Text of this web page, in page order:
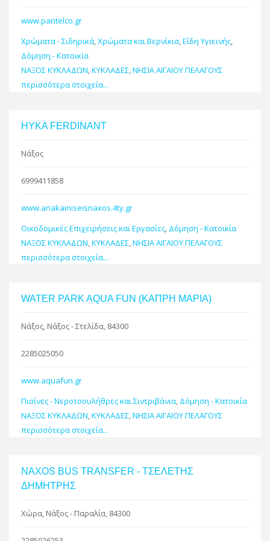
www.pantelco.gr
Χρώματα - Σιδηρικά,Χρώματα και Βερνίκια,Είδη Υγιεινής,
Δόμηση - Κατοικία
ΝΑΞΟΣ ΚΥΚΛΑΔΩΝ,ΚΥΚΛΑΔΕΣ,ΝΗΣΙΑ ΑΙΓΑΙΟΥ ΠΕΛΑΓΟΥΣ
περισσότερα στοιχεία...
HYKA FERDINANT
Νάξος
6999411858
www.anakainiseisnaxos.4ty.gr
Οικοδομικές Επιχειρήσεις και Εργασίες, Δόμηση - Κατοικία
ΝΑΞΟΣ ΚΥΚΛΑΔΩΝ,ΚΥΚΛΑΔΕΣ,ΝΗΣΙΑ ΑΙΓΑΙΟΥ ΠΕΛΑΓΟΥΣ
περισσότερα στοιχεία...
WATER PARK AQUA FUN (ΚΑΠΡΗ ΜΑΡΙΑ)
Νάξος, Νάξος - Στελίδα, 84300
2285025050
www.aquafun.gr
Πισίνες - Νεροτσουλήθρες και Σιντριβάνια, Δόμηση - Κατοικία
ΝΑΞΟΣ ΚΥΚΛΑΔΩΝ,ΚΥΚΛΑΔΕΣ,ΝΗΣΙΑ ΑΙΓΑΙΟΥ ΠΕΛΑΓΟΥΣ
περισσότερα στοιχεία...
NAXOS BUS TRANSFER - ΤΣΕΛΕΤΗΣ
ΔΗΜΗΤΡΗΣ
Χώρα, Νάξος - Παραλία, 84300